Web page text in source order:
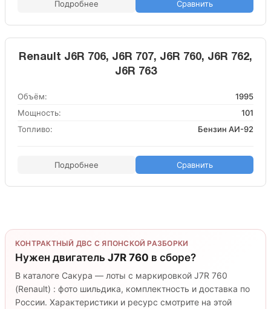
Подробнее Сравнить
Renault J6R 706, J6R 707, J6R 760, J6R 762,
J6R 763
Объём:
1995
Мощность:
101
Топливо:
Бензин АИ-92
Подробнее Сравнить
КОНТРАКТНЫЙ ДВС С ЯПОНСКОЙ РАЗБОРКИ
Нужен двигатель J7R 760 в сборе?
В каталоге Сакура — лоты с маркировкой J7R 760
(Renault) : фото шильдика, комплектность и доставка по
России. Характеристики и ресурс смотрите на этой